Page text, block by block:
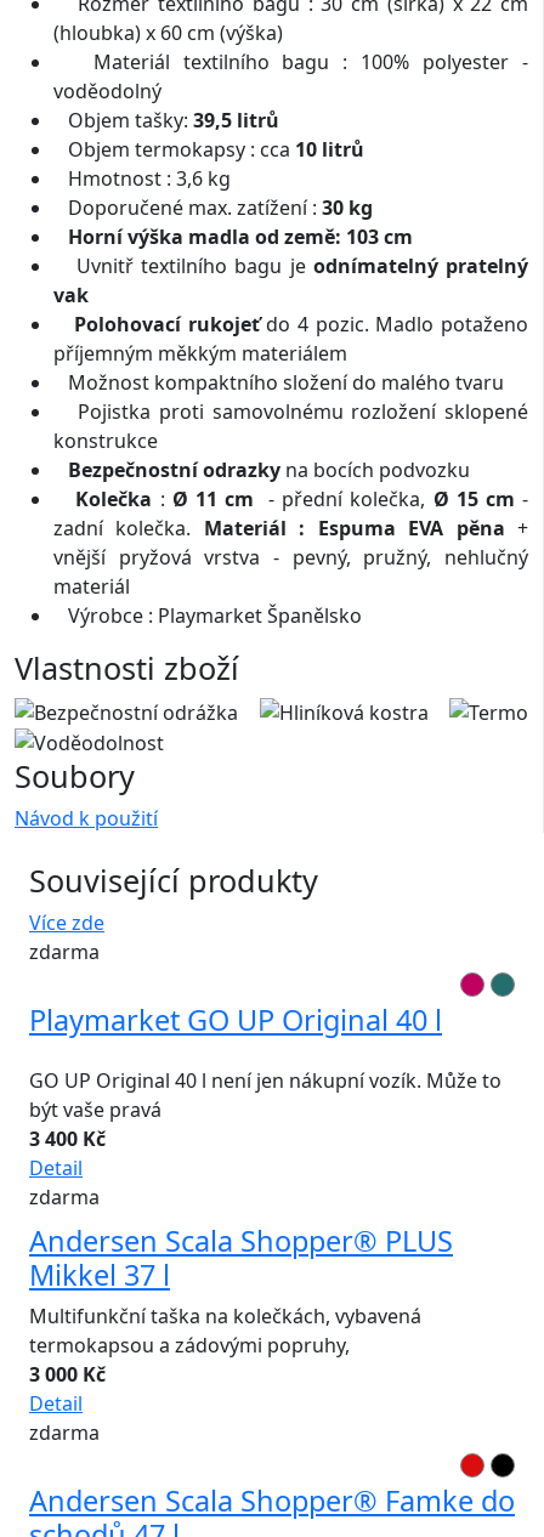
(hloubka) x 60 cm (výška)
Materiál textilního bagu : 100% polyester -
voděodolný
Objem tašky: 39,5 litrů
Objem termokapsy : cca 10 litrů
Hmotnost : 3,6 kg
Doporučené max. zatížení : 30 kg
Horní výška madla od země: 103 cm
Uvnitř textilního bagu je odnímatelný pratelný
vak
Polohovací rukojeťdo 4 pozic. Madlo potaženo
příjemným měkkým materiálem
Možnost kompaktního složení do malého tvaru
Pojistka proti samovolnému rozložení sklopené
konstrukce
Bezpečnostní odrazky na bocích podvozku
Kolečka : Ø 11 cm - přední kolečka, Ø 15 cm -
zadní kolečka. Materiál : Espuma EVA pěna +
vnější pryžová vrstva - pevný, pružný, nehlučný
materiál
Výrobce : Playmarket Španělsko
Vlastnosti zboží
Soubory
Návod k použití
Související produkty
Více zde
zdarma
Playmarket GO UP Original 40 l
GO UP Original 40 l není jen nákupní vozík. Může to
být vaše pravá
3 400 Kč
Detail
zdarma
Andersen Scala Shopper® PLUS
Mikkel 37 l
Multifunkční taška na kolečkách, vybavená
termokapsou a zádovými popruhy,
3 000 Kč
Detail
zdarma
Andersen Scala Shopper® Famke do